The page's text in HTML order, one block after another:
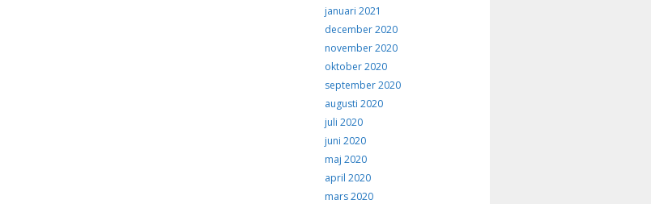
januari 2021
december 2020
november 2020
oktober 2020
september 2020
augusti 2020
juli 2020
juni 2020
maj 2020
april 2020
mars 2020